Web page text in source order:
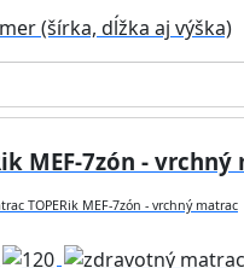
(šírka, dĺžka aj výška)
MEF-7zón - vrchný